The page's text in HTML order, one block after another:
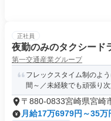
正社員
夜勤のみのタクシード
第一交通産業グループ
フレックスタイム制のよ
間～／未経験でも頑張り
〒880-0833宮崎県宮崎
月給17万6979円～35万